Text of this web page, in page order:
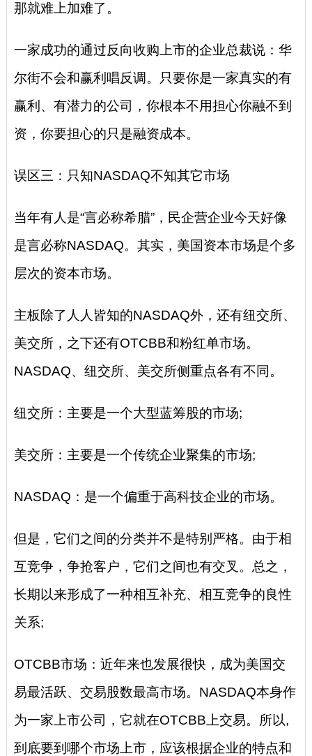
那就难上加难了。
一家成功的通过反向收购上市的企业总裁说：华
尔街不会和赢利唱反调。只要你是一家真实的有
赢利、有潜力的公司，你根本不用担心你融不到
资，你要担心的只是融资成本。
误区三：只知NASDAQ不知其它市场
当年有人是“言必称希腊”，民企营企业今天好像
是言必称NASDAQ。其实，美国资本市场是个多
层次的资本市场。
主板除了人人皆知的NASDAQ外，还有纽交所、
美交所，之下还有OTCBB和粉红单市场。
NASDAQ、纽交所、美交所侧重点各有不同。
纽交所：主要是一个大型蓝筹股的市场;
美交所：主要是一个传统企业聚集的市场;
NASDAQ：是一个偏重于高科技企业的市场。
但是，它们之间的分类并不是特别严格。由于相
互竞争，争抢客户，它们之间也有交叉。总之，
长期以来形成了一种相互补充、相互竞争的良性
关系;
OTCBB市场：近年来也发展很快，成为美国交
易最活跃、交易股数最高市场。NASDAQ本身作
为一家上市公司，它就在OTCBB上交易。所以,
到底要到哪个市场上市，应该根据企业的特点和